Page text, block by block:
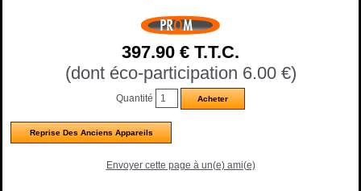
397.90 € T.T.C.
(dont éco-participation 6.00 €)
Quantité
Reprise Des Anciens Appareils
Envoyer cette page à un(e) ami(e)